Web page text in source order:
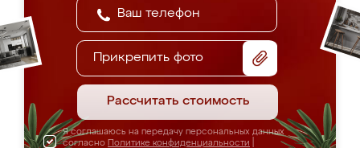
Прикрепить фото
Рассчитать стоимость
Я соглашаюсь на передачу персональных данных
согласно Политике конфиденциальности